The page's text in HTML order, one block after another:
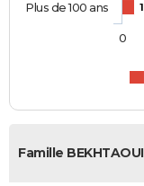
1
Plus de 100 ans
0
Famille BEKHTAOUI